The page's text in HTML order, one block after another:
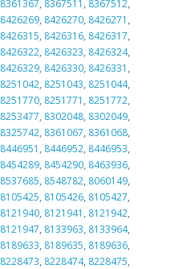
8361367, 8367511 , 8367512,
8426269, 8426270, 8426271 ,
8426315, 8426316, 8426317,
8426322, 8426323, 8426324,
8426329, 8426330, 8426331 ,
8251042, 8251043, 8251044,
8251770, 8251771 , 8251772,
8253477, 8302048, 8302049,
8325742, 8361067, 8361068,
8446951 , 8446952, 8446953,
8454289, 8454290, 8463936,
8537685, 8548782, 8060149,
8105425, 8105426, 8105427,
8121940, 8121941 , 8121942,
8121947, 8133963, 8133964,
8189633, 8189635, 8189636,
8228473, 8228474, 8228475,